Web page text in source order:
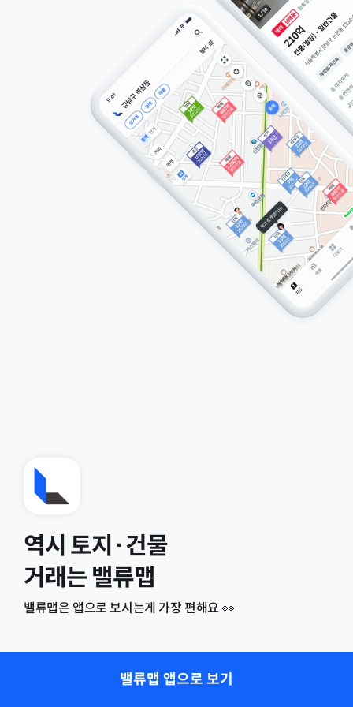
역시 토지·건물
거래는 밸류맵
밸류맵은 앱으로 보시는게 가장 편해요 👀
밸류맵 앱으로 보기